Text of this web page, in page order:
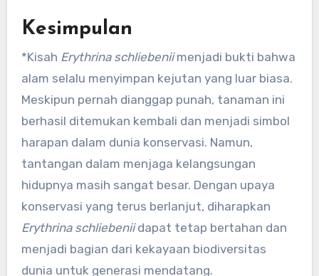
Kesimpulan
*Kisah Erythrina schliebeniimenjadi bukti bahwa
alam selalu menyimpan kejutan yang luar biasa.
Meskipun pernah dianggap punah, tanaman ini
berhasil ditemukan kembali dan menjadi simbol
harapan dalam dunia konservasi. Namun,
tantangan dalam menjaga kelangsungan
hidupnya masih sangat besar. Dengan upaya
konservasi yang terus berlanjut, diharapkan
Erythrina schliebeniidapat tetap bertahan dan
menjadi bagian dari kekayaan biodiversitas
dunia untuk generasi mendatang.